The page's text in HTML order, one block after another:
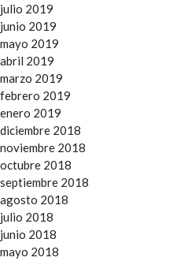
julio 2019
junio 2019
mayo 2019
abril 2019
marzo 2019
febrero 2019
enero 2019
diciembre 2018
noviembre 2018
octubre 2018
septiembre 2018
agosto 2018
julio 2018
junio 2018
mayo 2018